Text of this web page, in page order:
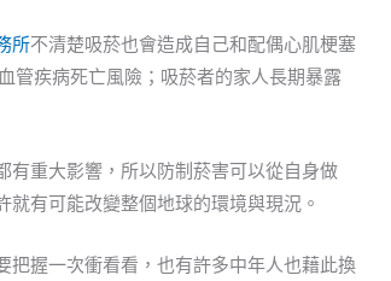
所不清楚吸菸也會造成自己和配偶心肌梗塞
管疾病死亡風險；吸菸者的家人長期暴露
有重大影響，所以防制菸害可以從自身做
有可能改變整個地球的環境與現況。
把握一次衝看看，也有許多中年人也藉此換